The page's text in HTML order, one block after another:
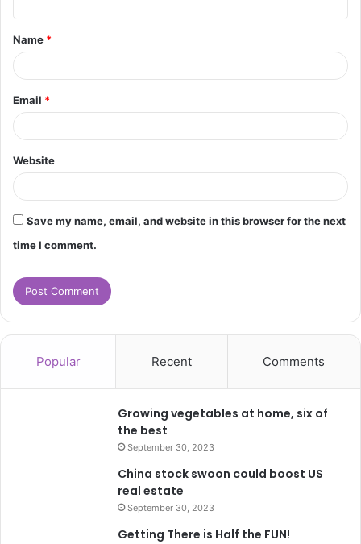
t
*
Name *
Email *
Website
Save my name, email, and website in this browser for the next
time I comment.
Popular Recent Comments
Growing vegetables at home, six of
the best
September 30, 2023
China stock swoon could boost US
real estate
September 30, 2023
Getting There is Half the FUN!